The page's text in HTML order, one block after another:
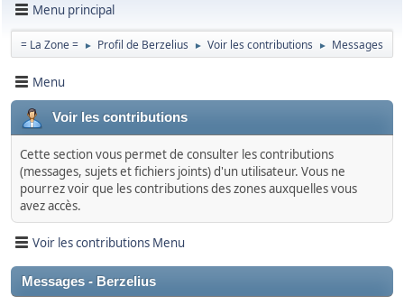
Menu principal
= La Zone = ► Profil de Berzelius ► Voir les contributions ► Messages
Menu
Voir les contributions
Cette section vous permet de consulter les contributions
(messages, sujets et fichiers joints) d'un utilisateur. Vous ne
pourrez voir que les contributions des zones auxquelles vous
avez accès.
Voir les contributions Menu
Messages - Berzelius